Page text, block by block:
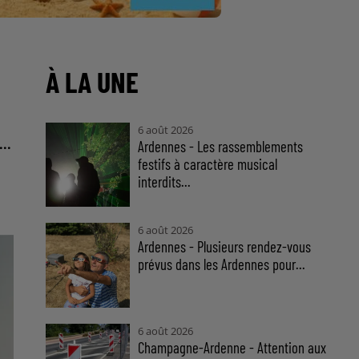
À LA UNE
6 août 2026
Ardennes - Les rassemblements
festifs à caractère musical
interdits...
6 août 2026
Ardennes - Plusieurs rendez-vous
prévus dans les Ardennes pour...
6 août 2026
Champagne-Ardenne - Attention aux